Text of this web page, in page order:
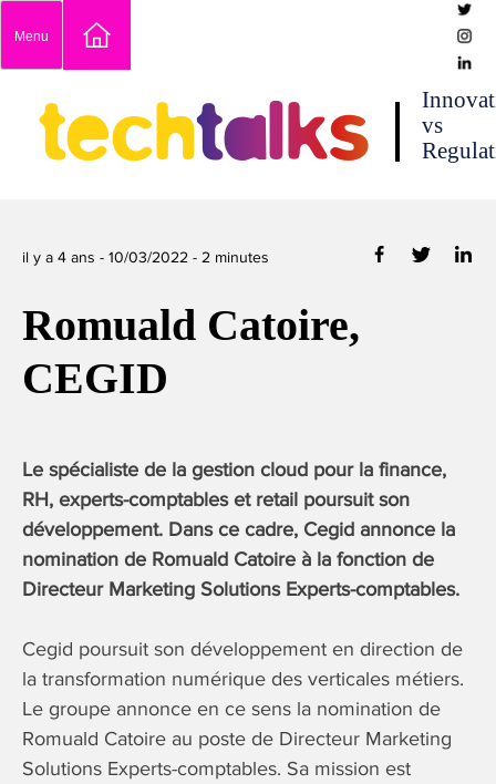
content
Menu
techtalks
vs
il y a 4 ans - 10/03/2022 - 2 minutes
Romuald Catoire,
CEGID
Le spécialiste de la gestion cloud pour la finance,
RH, experts-comptables et retail poursuit son
développement. Dans ce cadre, Cegid annonce la
nomination de Romuald Catoire à la fonction de
Directeur Marketing Solutions Experts-comptables.
Cegid poursuit son développement en direction de
la transformation numérique des verticales métiers.
Le groupe annonce en ce sens la nomination de
Romuald Catoire au poste de Directeur Marketing
Solutions Experts-comptables. Sa mission est